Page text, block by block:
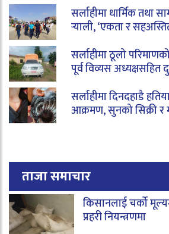
सर्लाहीमा धार्मिक तथा
र्‍याली, ‘एकता र
सर्लाहीमा ठूलो
पूर्व विव्यस अध्यक्षसहित
सर्लाहीमा दिनदहाडै
आक्रमण, सुनको सिक्री र
ताजा समाचार
किसानलाई चर्को
प्रहरी नियन्त्रणमा